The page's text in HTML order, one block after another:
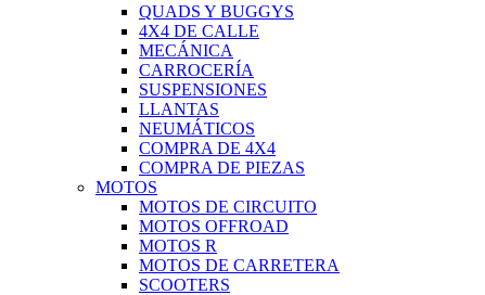
QUADS Y BUGGYS
4X4 DE CALLE
MECÁNICA
CARROCERÍA
SUSPENSIONES
LLANTAS
NEUMÁTICOS
COMPRA DE 4X4
COMPRA DE PIEZAS
MOTOS
MOTOS DE CIRCUITO
MOTOS OFFROAD
MOTOS R
MOTOS DE CARRETERA
SCOOTERS